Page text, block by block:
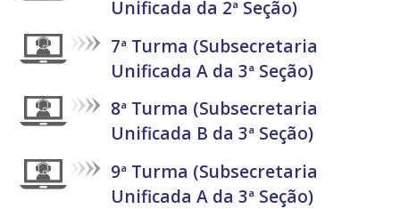
Unificada da 2ª Seção)
7ª Turma (Subsecretaria
Unificada A da 3ª Seção)
8ª Turma (Subsecretaria
Unificada B da 3ª Seção)
9ª Turma (Subsecretaria
Unificada A da 3ª Seção)